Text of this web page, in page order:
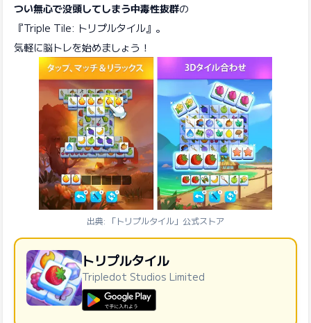
つい無心で没頭してしまう中毒性抜群の
『Triple Tile: トリプルタイル』。
気軽に脳トレを始めましょう！
出典: 「トリプルタイル」公式ストア
トリプルタイル
Tripledot Studios Limited